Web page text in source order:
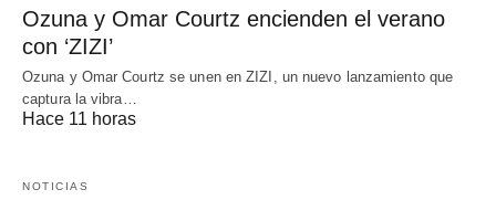
Ozuna y Omar Courtz encienden el verano
con ‘ZIZI’
Ozuna y Omar Courtz se unen en ZIZI, un nuevo lanzamiento que
captura la vibra…
Hace 11 horas
NOTICIAS